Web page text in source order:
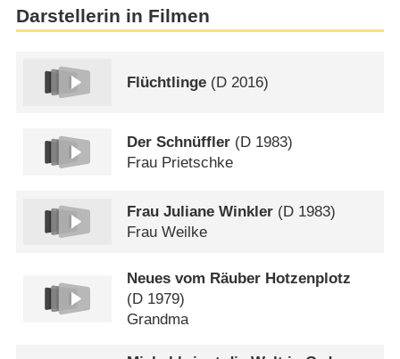
Darstellerin in Filmen
Flüchtlinge (D 2016)
Der Schnüffler (D 1983)
Frau Prietschke
Frau Juliane Winkler (D 1983)
Frau Weilke
Neues vom Räuber Hotzenplotz
(D 1979)
Grandma